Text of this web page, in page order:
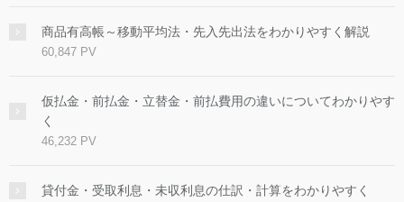
商品有高帳～移動平均法・先入先出法をわかりやすく解説
60,847 PV
仮払金・前払金・立替金・前払費用の違いについてわかりやす
く
46,232 PV
貸付金・受取利息・未収利息の仕訳・計算をわかりやすく